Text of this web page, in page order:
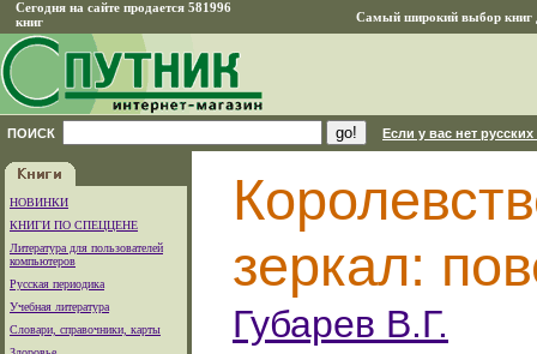
Сегодня на сайте продается 581996
книг
Самый широкий выбор книг
ПОИСК Если у вас нет
НОВИНКИ
КНИГИ ПО СПЕЦЦЕНЕ
Литература для пользователей
компьютеров
Русская периодика
Учебная литература
Словари, справочники, карты
зеркал:
Губарев В.Г.